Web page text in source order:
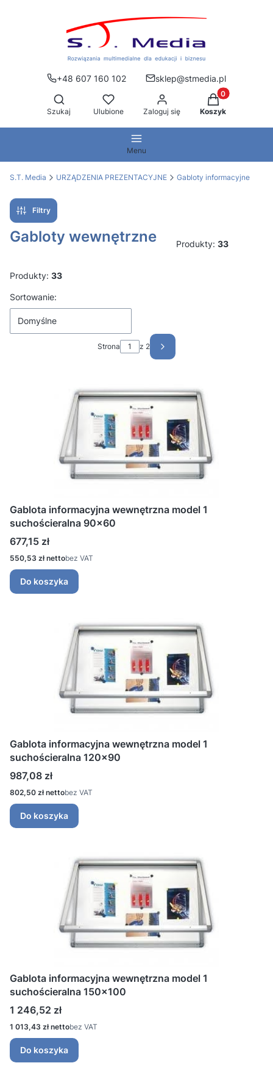
+48 607 160 102
sklep@stmedia.pl
Otwórz wyszukiwarkę
Szukaj Ulubione Zaloguj się
Produkty w
Koszyk
Menu
S.T. Media URZĄDZENIA PREZENTACYJNE Gabloty informacyjne
Filtry
Gabloty wewnętrzne Produkty: 33
Produkty: 33
Lista produktów
Sortowanie:
Domyślne
Strona z 2 Następne produkty
Gablota informacyjna wewnętrzna model 1
suchościeralna 90x60
Cena
677,15 zł
Cena
550,53 zł bez VAT
Do koszyka
Gablota informacyjna wewnętrzna model 1
suchościeralna 120x90
Cena
987,08 zł
Cena
802,50 zł bez VAT
Do koszyka
Gablota informacyjna wewnętrzna model 1
suchościeralna 150x100
Cena
1 246,52 zł
Cena
1 013,43 zł bez VAT
Do koszyka